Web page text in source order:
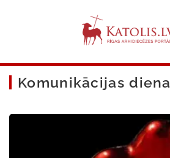
Komunikācijas diena